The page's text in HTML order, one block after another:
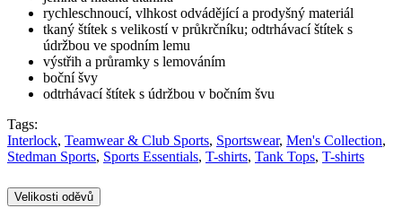
rychleschnoucí, vlhkost odvádějící a prodyšný materiál
tkaný štítek s velikostí v průkrčníku; odtrhávací štítek s
údržbou ve spodním lemu
výstřih a průramky s lemováním
boční švy
odtrhávací štítek s údržbou v bočním švu
Tags:
Interlock, Teamwear & Club Sports, Sportswear, Men's Collection,
Stedman Sports, Sports Essentials, T-shirts, Tank Tops, T-shirts
Velikosti oděvů